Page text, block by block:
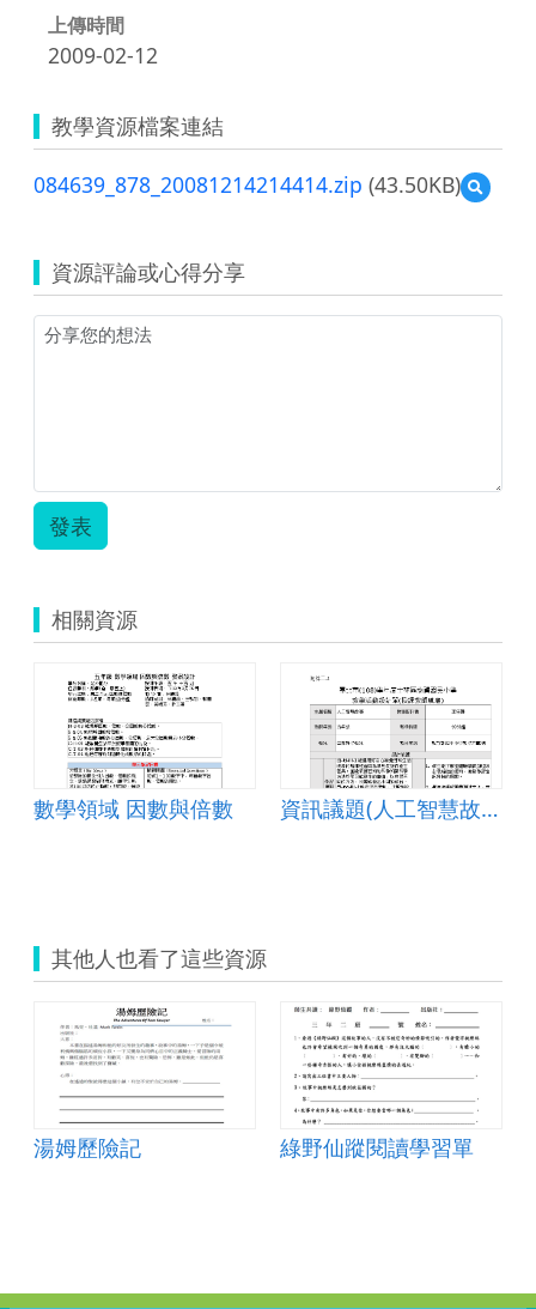
上傳時間
2009-02-12
教學資源檔案連結
084639_878_20081214214414.zip (43.50KB)
預
覽
資源評論或心得分享
發表
相關資源
數學領域 因數與倍數 資訊議題(人工智慧故事)
其他人也看了這些資源
湯姆歷險記 綠野仙蹤閱讀學習單